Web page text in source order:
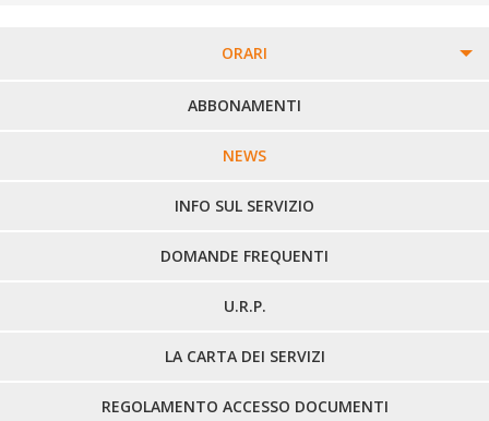
ORARI
PERCORSI URBANI IN BIELLA
LINEE URBANE VERCELLI
LINEE EXTRAURBANE
ABBONAMENTI
NEWS
INFO SUL SERVIZIO
DOMANDE FREQUENTI
U.R.P.
LA CARTA DEI SERVIZI
REGOLAMENTO ACCESSO DOCUMENTI